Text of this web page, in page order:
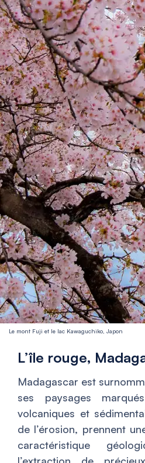
Le mont Fuji et le lac Kawaguchiko, Japon
L’île rouge,
Madagascar est
ses paysages
volcaniques et
de l’érosion, prennent
caractéristique